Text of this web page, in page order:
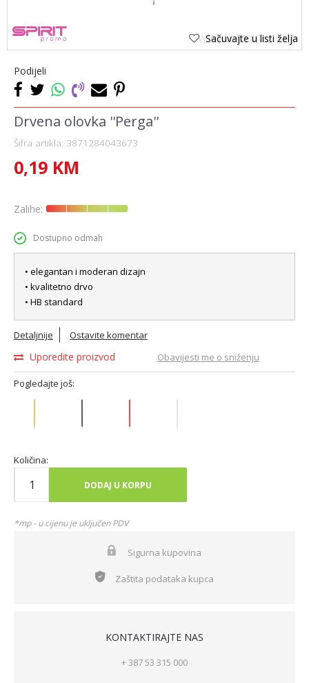
Sačuvajte u listi želja
Podijeli
Drvena olovka ''Perga''
Šifra artikla: 3871284043673
0,19 KM
Zalihe:
Dostupno odmah
• elegantan i moderan dizajn
• kvalitetno drvo
• HB standard
Detaljnije Ostavite komentar
Uporedite proizvod Obavijesti me o sniženju
Pogledajte još:
Količina:
DODAJ U KORPU
*mp - u cijenu je uključen PDV
Sigurna kupovina
Zaštita podataka kupca
KONTAKTIRAJTE NAS
+ 387 53 315 000